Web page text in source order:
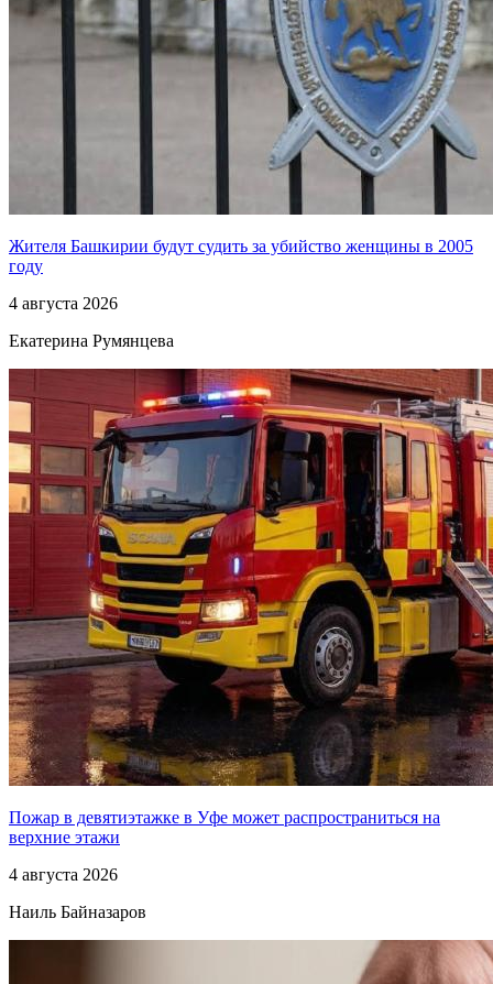
Жителя Башкирии будут судить за убийство женщины в 2005
году
4 августа 2026
Екатерина Румянцева
Пожар в девятиэтажке в Уфе может распространиться на
верхние этажи
4 августа 2026
Наиль Байназаров